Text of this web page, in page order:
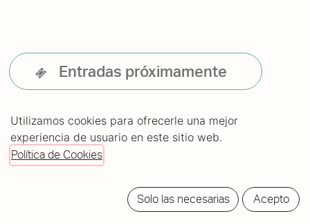
Entradas próximamente
Utilizamos cookies para ofrecerle una mejor
experiencia de usuario en este sitio web.
Política de Cookies
Solo las necesarias Acepto